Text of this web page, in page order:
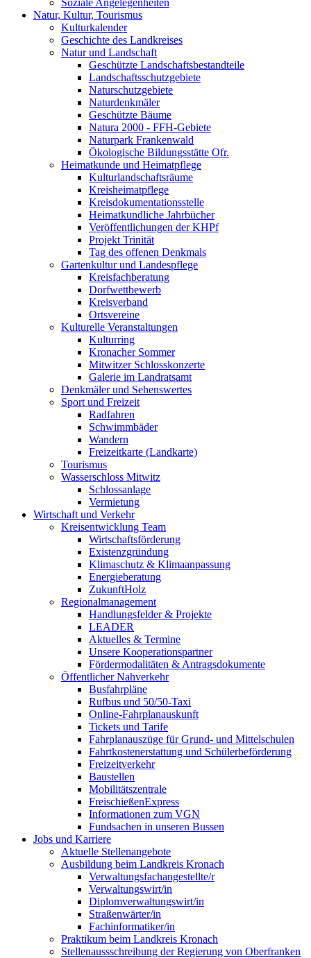
Soziale Angelegenheiten
Natur, Kultur, Tourismus
Kulturkalender
Geschichte des Landkreises
Natur und Landschaft
Geschützte Landschaftsbestandteile
Landschaftsschutzgebiete
Naturschutzgebiete
Naturdenkmäler
Geschützte Bäume
Natura 2000 - FFH-Gebiete
Naturpark Frankenwald
Ökologische Bildungsstätte Ofr.
Heimatkunde und Heimatpflege
Kulturlandschaftsräume
Kreisheimatpflege
Kreisdokumentationsstelle
Heimatkundliche Jahrbücher
Veröffentlichungen der KHPf
Projekt Trinität
Tag des offenen Denkmals
Gartenkultur und Landespflege
Kreisfachberatung
Dorfwettbewerb
Kreisverband
Ortsvereine
Kulturelle Veranstaltungen
Kulturring
Kronacher Sommer
Mitwitzer Schlosskonzerte
Galerie im Landratsamt
Denkmäler und Sehenswertes
Sport und Freizeit
Radfahren
Schwimmbäder
Wandern
Freizeitkarte (Landkarte)
Tourismus
Wasserschloss Mitwitz
Schlossanlage
Vermietung
Wirtschaft und Verkehr
Kreisentwicklung Team
Wirtschaftsförderung
Existenzgründung
Klimaschutz & Klimaanpassung
Energieberatung
ZukunftHolz
Regionalmanagement
Handlungsfelder & Projekte
LEADER
Aktuelles & Termine
Unsere Kooperationspartner
Fördermodalitäten & Antragsdokumente
Öffentlicher Nahverkehr
Busfahrpläne
Rufbus und 50/50-Taxi
Online-Fahrplanauskunft
Tickets und Tarife
Fahrplanauszüge für Grund- und Mittelschulen
Fahrtkostenerstattung und Schülerbeförderung
Freizeitverkehr
Baustellen
Mobilitätszentrale
FreischießenExpress
Informationen zum VGN
Fundsachen in unseren Bussen
Jobs und Karriere
Aktuelle Stellenangebote
Ausbildung beim Landkreis Kronach
Verwaltungsfachangestellte/r
Verwaltungswirt/in
Diplomverwaltungswirt/in
Straßenwärter/in
Fachinformatiker/in
Praktikum beim Landkreis Kronach
Stellenaussschreibung der Regierung von Oberfranken